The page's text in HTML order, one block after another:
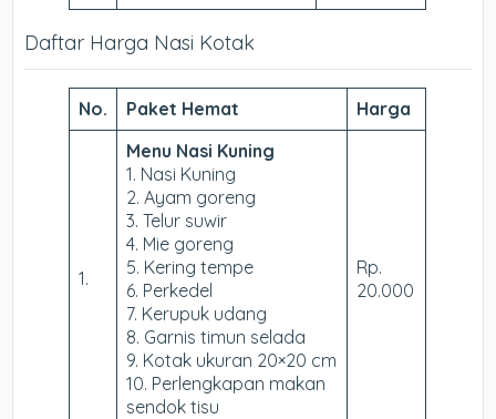
Daftar Harga Nasi Kotak
No. Paket Hemat Harga
1.
Menu Nasi Kuning
1. Nasi Kuning
2. Ayam goreng
3. Telur suwir
4. Mie goreng
5. Kering tempe
6. Perkedel
7. Kerupuk udang
8. Garnis timun selada
9. Kotak ukuran 20×20 cm
10. Perlengkapan makan
sendok tisu
Rp.
20.000